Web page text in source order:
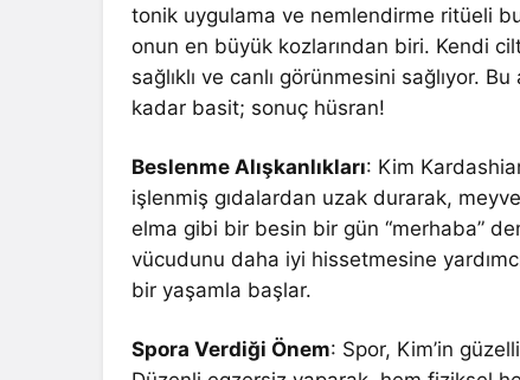
tonik uygulama ve nemlendirme ritüeli
onun en büyük kozlarından biri. Kendi
sağlıklı ve canlı görünmesini sağlıyor.
kadar basit; sonuç hüsran!
Beslenme Alışkanlıkları: Kim
işlenmiş gıdalardan uzak durarak,
elma gibi bir besin bir gün “merhaba”
vücudunu daha iyi hissetmesine
bir yaşamla başlar.
Spora Verdiği Önem: Spor, Kim’in